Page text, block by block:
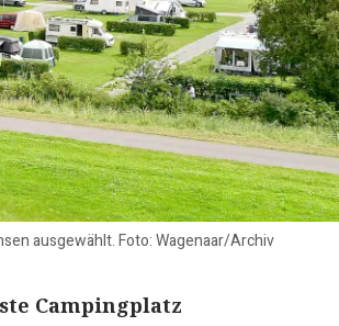
ausgewählt. Foto: Wagenaar/Archiv
Campingplatz